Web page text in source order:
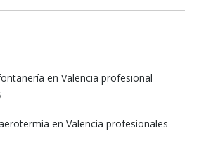
en Valencia profesional
en Valencia profesionales